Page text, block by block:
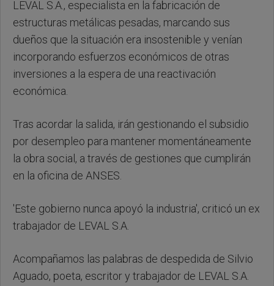
LEVAL S.A., especialista en la fabricación de
estructuras metálicas pesadas, marcando sus
dueños que la situación era insostenible y venían
incorporando esfuerzos económicos de otras
inversiones a la espera de una reactivación
económica.
Tras acordar la salida, irán gestionando el subsidio
por desempleo para mantener momentáneamente
la obra social, a través de gestiones que cumplirán
en la oficina de ANSES.
'Este gobierno nunca apoyó la industria', criticó un ex
trabajador de LEVAL S.A.
Acompañamos las palabras de despedida de Silvio
Aguado, poeta, escritor y trabajador de LEVAL S.A.